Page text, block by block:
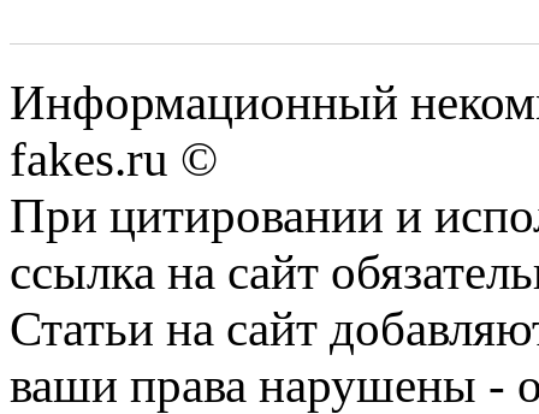
Информационный
fakes.ru ©
При цитировании и
ссылка на сайт
Статьи на сайт
ваши права нарушены -